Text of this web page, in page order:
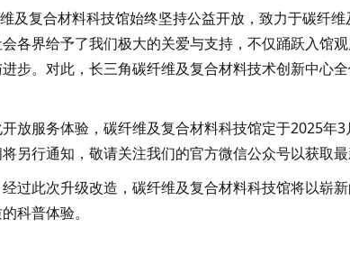
及复合材料科技馆始终坚持公益开放，致力于碳纤
各界给予了我们极大的关爱与支持，不仅踊跃入馆
步。对此，长三角碳纤维及复合材料技术创新中心
放服务体验，碳纤维及复合材料科技馆定于2025年
另行通知，敬请关注我们的官方微信公众号以获取最
过此次升级改造，碳纤维及复合材料科技馆将以崭
科普体验。